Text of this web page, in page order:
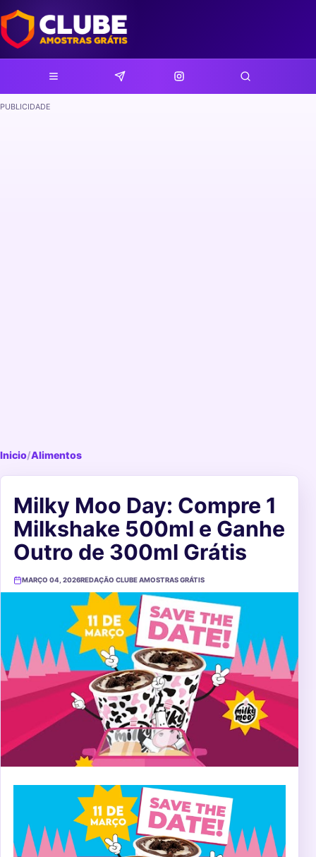
PUBLICIDADE
Inicio/Alimentos
Milky Moo Day: Compre 1
Milkshake 500ml e Ganhe
Outro de 300ml Grátis
MARÇO 04, 2026REDAÇÃO CLUBE AMOSTRAS GRÁTIS